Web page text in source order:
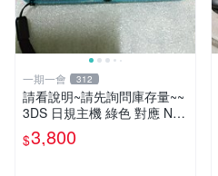
一期一會 312
請看說明~請先詢問庫存量~~
3DS 日規主機 綠色 對應 ND
S 3DS 日規遊戲
$3,800